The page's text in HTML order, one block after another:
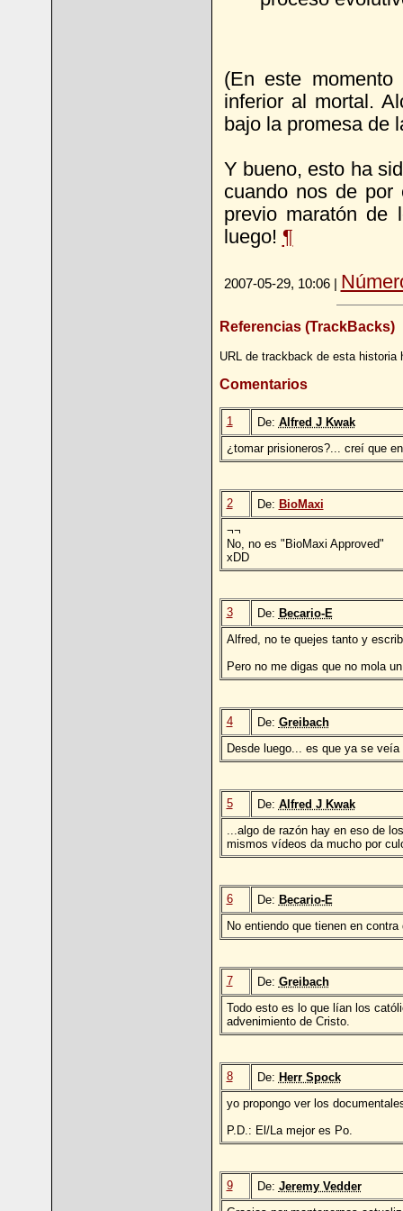
(En este
inferior al mortal.
bajo la promesa de
Y bueno, esto ha
cuando nos de por
previo maratón de
luego! ¶
2007-05-29, 10:06 |
Referencias (TrackBacks)
URL de trackback de esta
Comentarios
1 De: Alfred J Kwak
¿tomar prisioneros?... creí que
2 De: BioMaxi
¬¬
No, no es "BioMaxi Approved"
xDD
3 De: Becario-E
Alfred, no te quejes tanto y
Pero no me digas que no mola
4 De: Greibach
Desde luego... es que ya se
5 De: Alfred J Kwak
...algo de razón hay en eso de
mismos vídeos da mucho por
6 De: Becario-E
No entiendo que tienen en
7 De: Greibach
Todo esto es lo que lían los
advenimiento de Cristo.
8 De: Herr Spock
yo propongo ver los
P.D.: El/La mejor es Po.
9 De: Jeremy Vedder